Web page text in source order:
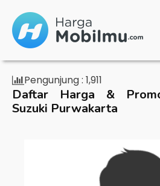
Pengunjung : 1,911
Daftar Harga &
Suzuki Purwakarta